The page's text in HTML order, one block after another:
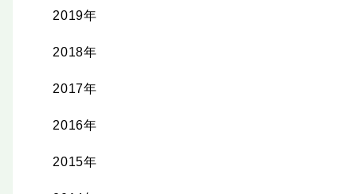
2019年
2018年
2017年
2016年
2015年